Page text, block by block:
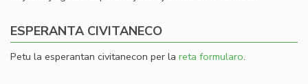
ESPERANTA CIVITANECO
Petu la esperantan civitanecon per la reta formularo.